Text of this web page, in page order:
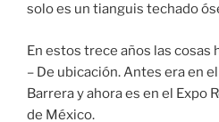
solo es un tianguis techado
En estos trece años las cosas
– De ubicación. Antes era en
Barrera y ahora es en el Expo
de México.